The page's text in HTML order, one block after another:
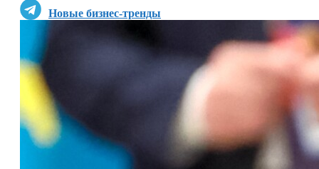
Новые бизнес-тренды